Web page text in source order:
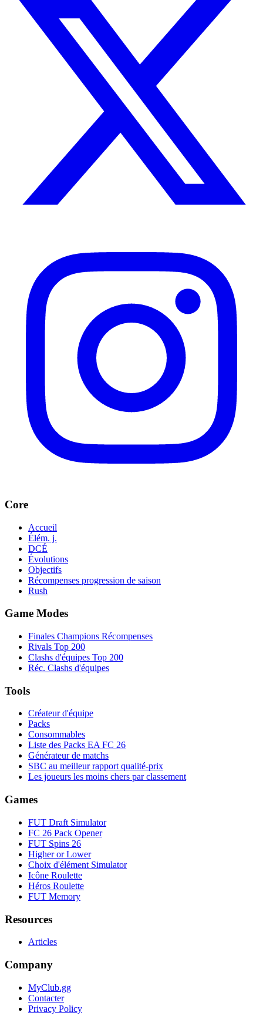
Core
Accueil
Élém. j.
DCÉ
Évolutions
Objectifs
Récompenses progression de saison
Rush
Game Modes
Finales Champions Récompenses
Rivals Top 200
Clashs d'équipes Top 200
Réc. Clashs d'équipes
Tools
Créateur d'équipe
Packs
Consommables
Liste des Packs EA FC 26
Générateur de matchs
SBC au meilleur rapport qualité-prix
Les joueurs les moins chers par classement
Games
FUT Draft Simulator
FC 26 Pack Opener
FUT Spins 26
Higher or Lower
Choix d'élément Simulator
Icône Roulette
Héros Roulette
FUT Memory
Resources
Articles
Company
MyClub.gg
Contacter
Privacy Policy